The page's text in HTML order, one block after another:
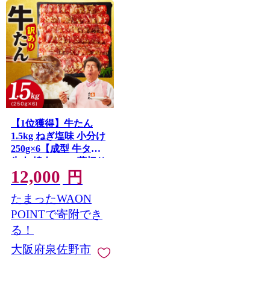
【1位獲得】牛たん
1.5kg ねぎ塩味 小分け
250g×6【成型 牛タン
牛肉 焼肉 BBQ 薄切り
ぎゅうたん スライス
訳あり サイズ不揃
い】 G4721
12,000 円
たまったWAON
POINTで寄附でき
る！
大阪府泉佐野市